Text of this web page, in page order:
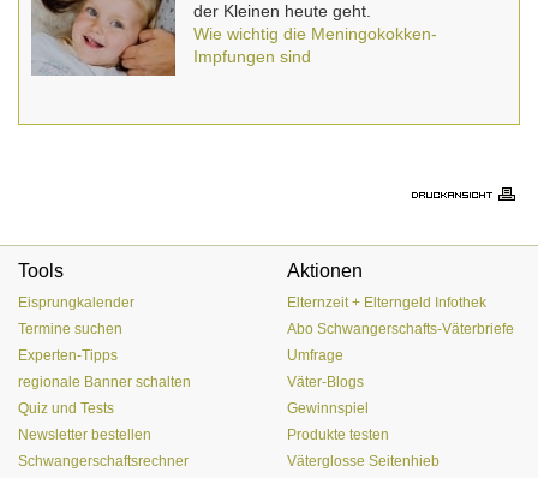
der Kleinen heute geht.
Wie wichtig die Meningokokken-
Impfungen sind
Tools
Eisprungkalender
Termine suchen
Experten-Tipps
regionale Banner schalten
Quiz und Tests
Newsletter bestellen
Schwangerschaftsrechner
Aktionen
Elternzeit + Elterngeld Infothek
Abo Schwangerschafts-Väterbriefe
Umfrage
Väter-Blogs
Gewinnspiel
Produkte testen
Väterglosse Seitenhieb